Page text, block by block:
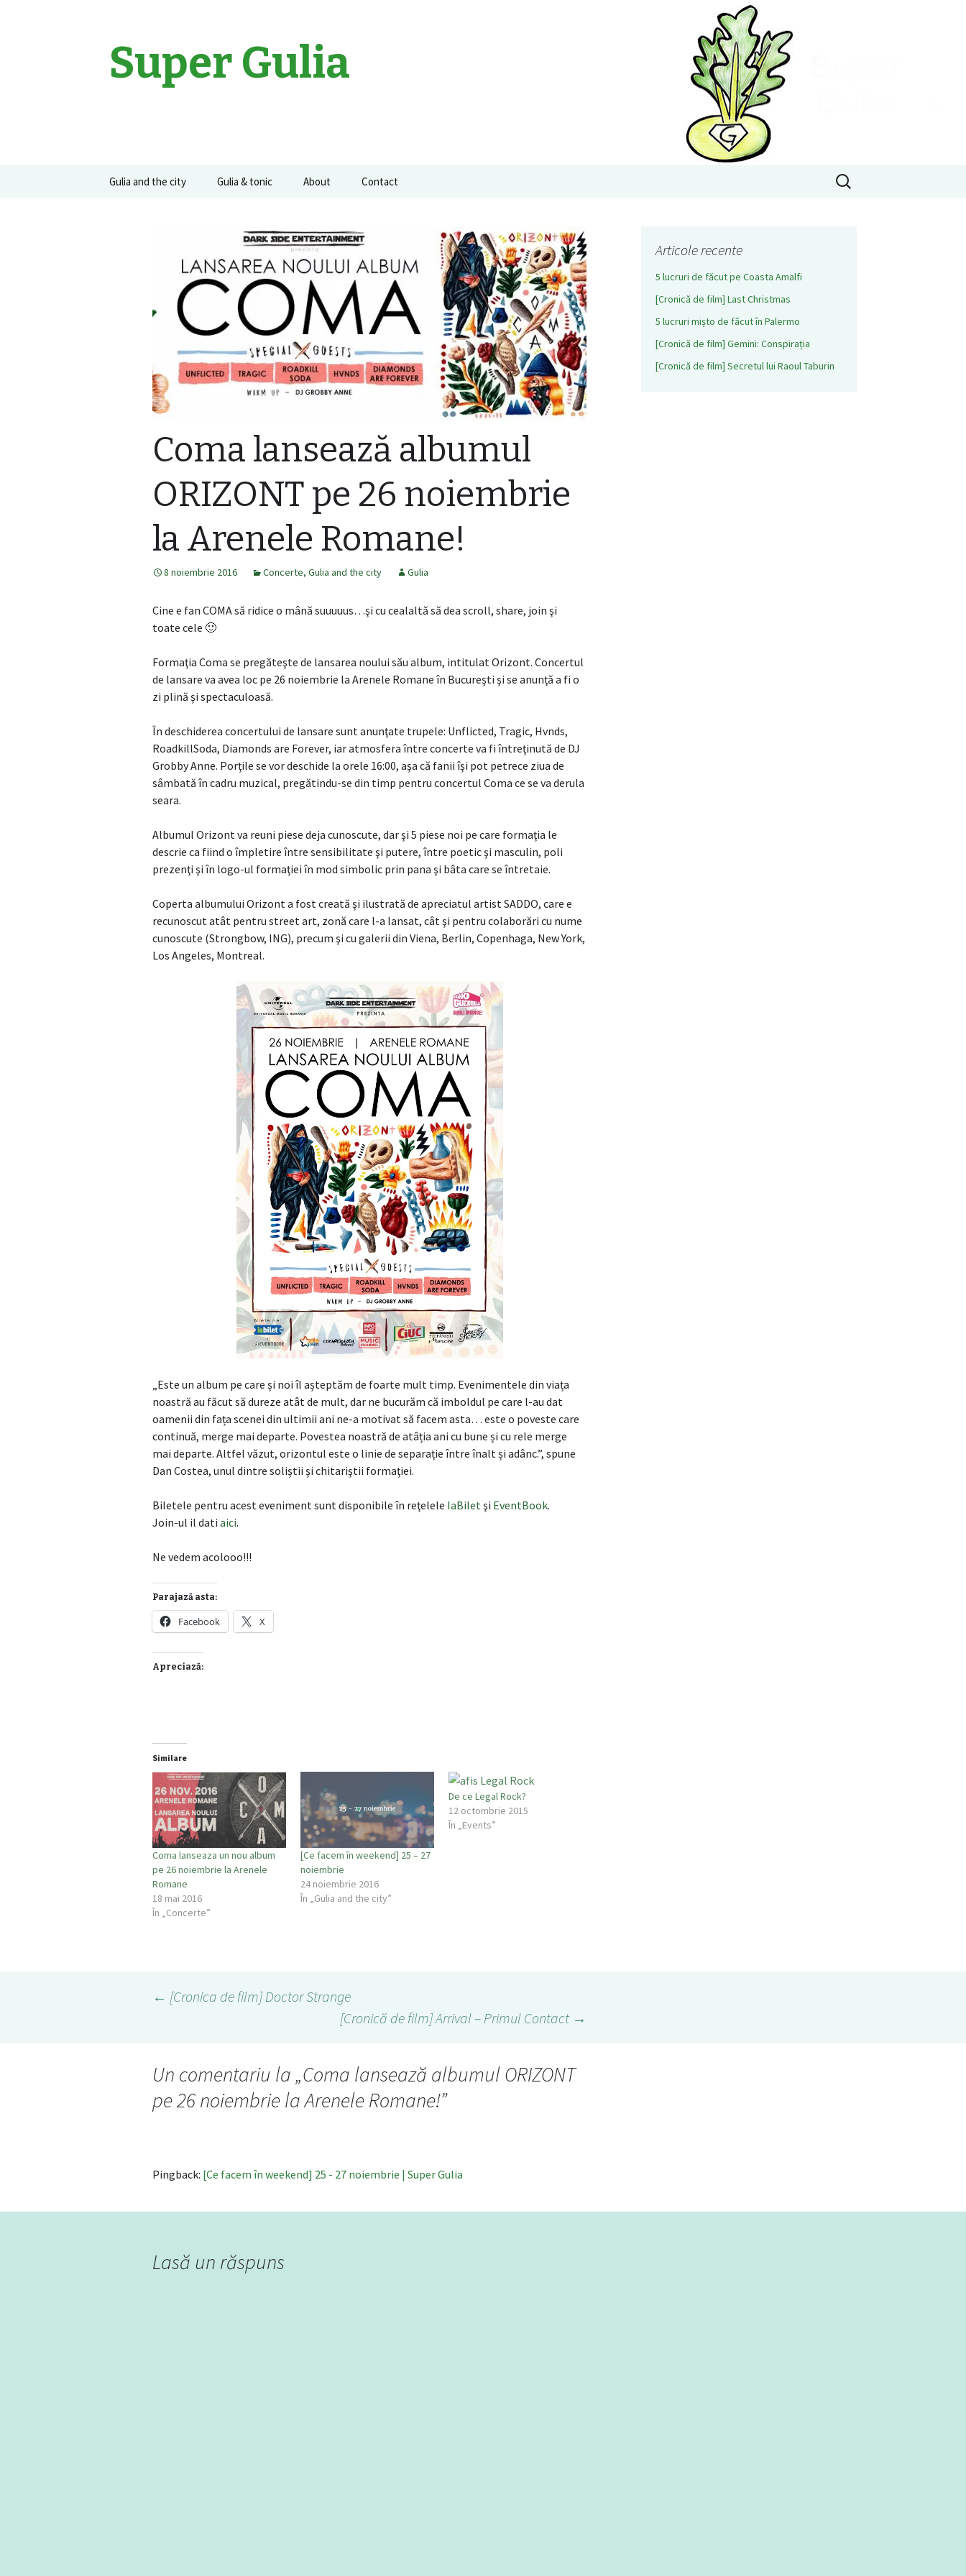
Super Gulia
Sari
Gulia and the city
Recomandari
Gulia & tonic About Contact
Caută
după:
Coma lansează albumul
ORIZONT pe 26 noiembrie
la Arenele Romane!
8 noiembrie 2016 Concerte, Gulia and the city Gulia
Cine e fan COMA să ridice o mână suuuuus…şi cu cealaltă să dea scroll, share, join şi
toate cele 🙂
Formaţia Coma se pregăteşte de lansarea noului său album, intitulat Orizont. Concertul
de lansare va avea loc pe 26 noiembrie la Arenele Romane în Bucureşti şi se anunţă a fi o
zi plină şi spectaculoasă.
În deschiderea concertului de lansare sunt anunţate trupele: Unflicted, Tragic, Hvnds,
RoadkillSoda, Diamonds are Forever, iar atmosfera între concerte va fi întreţinută de DJ
Grobby Anne. Porţile se vor deschide la orele 16:00, aşa că fanii îşi pot petrece ziua de
sâmbată în cadru muzical, pregătindu-se din timp pentru concertul Coma ce se va derula
seara.
Albumul Orizont va reuni piese deja cunoscute, dar şi 5 piese noi pe care formaţia le
descrie ca fiind o împletire între sensibilitate şi putere, între poetic şi masculin, poli
prezenţi şi în logo-ul formaţiei în mod simbolic prin pana şi bâta care se întretaie.
Coperta albumului Orizont a fost creată şi ilustrată de apreciatul artist SADDO, care e
recunoscut atât pentru street art, zonă care l-a lansat, cât şi pentru colaborări cu nume
cunoscute (Strongbow, ING), precum şi cu galerii din Viena, Berlin, Copenhaga, New York,
Los Angeles, Montreal.
„Este un album pe care și noi îl așteptăm de foarte mult timp. Evenimentele din viața
noastră au făcut să dureze atât de mult, dar ne bucurăm că imboldul pe care l-au dat
oamenii din fața scenei din ultimii ani ne-a motivat să facem asta… este o poveste care
continuă, merge mai departe. Povestea noastră de atâția ani cu bune și cu rele merge
mai departe. Altfel văzut, orizontul este o linie de separație între înalt și adânc.”, spune
Dan Costea, unul dintre soliştii şi chitariştii formaţiei.
Biletele pentru acest eveniment sunt disponibile în reţelele IaBilet şi EventBook.
Join-ul il dati aici.
Ne vedem acolooo!!!
Parajază asta:
Facebook X
Apreciază:
Similare
Coma lanseaza un nou album
pe 26 noiembrie la Arenele
Romane
18 mai 2016
În „Concerte”
[Ce facem în weekend] 25 – 27
noiembrie
24 noiembrie 2016
În „Gulia and the city”
De ce Legal Rock?
12 octombrie 2015
În „Events”
← [Cronica de film] Doctor Strange
[Cronică de film] Arrival – Primul Contact →
Un comentariu la „Coma lansează albumul ORIZONT
pe 26 noiembrie la Arenele Romane!”
Pingback: [Ce facem în weekend] 25 - 27 noiembrie | Super Gulia
Lasă un răspuns
Articole recente
5 lucruri de făcut pe Coasta Amalfi
[Cronică de film] Last Christmas
5 lucruri mișto de făcut în Palermo
[Cronică de film] Gemini: Conspirația
[Cronică de film] Secretul lui Raoul Taburin